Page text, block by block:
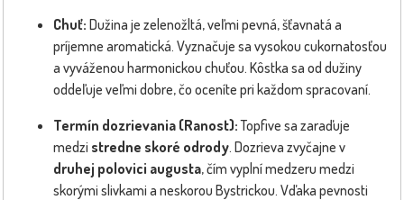
Chuť: Dužina je zelenožltá, veľmi pevná, šťavnatá a
príjemne aromatická. Vyznačuje sa vysokou cukornatosťou
a vyváženou harmonickou chuťou. Kôstka sa od dužiny
oddeľuje veľmi dobre, čo oceníte pri každom spracovaní.
Termín dozrievania (Ranost):Topfive sa zaraďuje
medzi stredne skoré odrody. Dozrieva zvyčajne v
druhej polovici augusta, čím vyplní medzeru medzi
skorými slivkami a neskorou Bystrickou. Vďaka pevnosti